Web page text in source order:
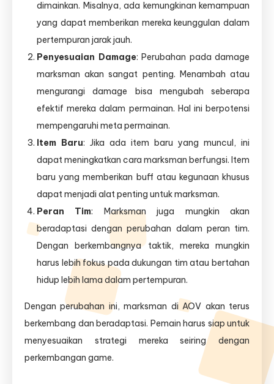
dimainkan. Misalnya, ada kemungkinan kemampuan
yang dapat memberikan mereka keunggulan dalam
pertempuran jarak jauh.
Penyesuaian Damage: Perubahan pada damage
marksman akan sangat penting. Menambah atau
mengurangi damage bisa mengubah seberapa
efektif mereka dalam permainan. Hal ini berpotensi
mempengaruhi meta permainan.
Item Baru: Jika ada item baru yang muncul, ini
dapat meningkatkan cara marksman berfungsi. Item
baru yang memberikan buff atau kegunaan khusus
dapat menjadi alat penting untuk marksman.
Peran Tim: Marksman juga mungkin akan
beradaptasi dengan perubahan dalam peran tim.
Dengan berkembangnya taktik, mereka mungkin
harus lebih fokus pada dukungan tim atau bertahan
hidup lebih lama dalam pertempuran.
Dengan perubahan ini, marksman di AOV akan terus
berkembang dan beradaptasi. Pemain harus siap untuk
menyesuaikan strategi mereka seiring dengan
perkembangan game.